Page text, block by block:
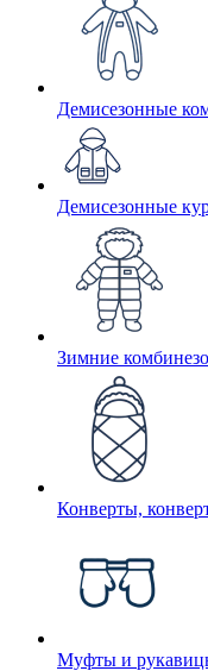
Демисезонные
Демисезонные
Зимние
Конверты,
Муфты и